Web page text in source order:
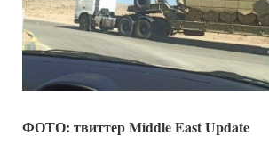
ФОТО: твиттер Middle East Update